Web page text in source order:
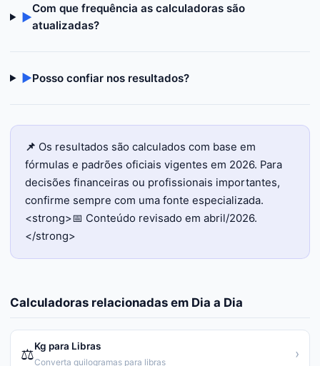
▶
Com que frequência as calculadoras são
atualizadas?
▶Posso confiar nos resultados?
📌 Os resultados são calculados com base em
fórmulas e padrões oficiais vigentes em 2026. Para
decisões financeiras ou profissionais importantes,
confirme sempre com uma fonte especializada.
<strong>📅 Conteúdo revisado em abril/2026.
</strong>
Calculadoras relacionadas em Dia a Dia
⚖️Kg para Libras
Converta quilogramas para libras
›